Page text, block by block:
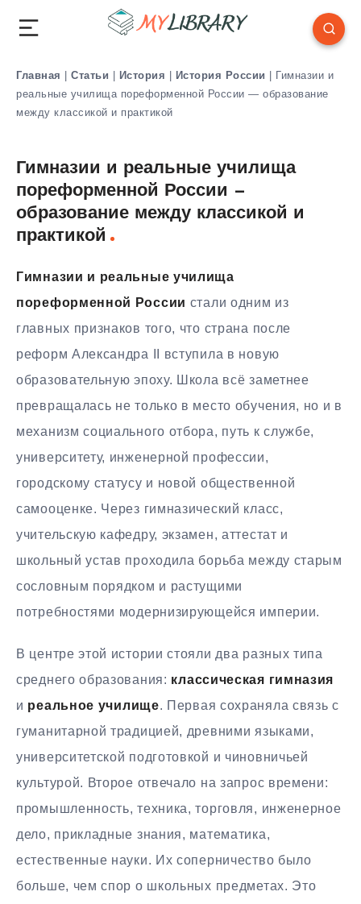
Главная | Статьи | История | История России | Гимназии и
реальные училища пореформенной России — образование
между классикой и практикой
Гимназии и реальные училища
пореформенной России —
образование между классикой и
практикой
Гимназии и реальные училища
пореформенной России стали одним из
главных признаков того, что страна после
реформ Александра II вступила в новую
образовательную эпоху. Школа всё заметнее
превращалась не только в место обучения, но и в
механизм социального отбора, путь к службе,
университету, инженерной профессии,
городскому статусу и новой общественной
самооценке. Через гимназический класс,
учительскую кафедру, экзамен, аттестат и
школьный устав проходила борьба между старым
сословным порядком и растущими
потребностями модернизирующейся империи.
В центре этой истории стояли два разных типа
среднего образования: классическая гимназия
и реальное училище. Первая сохраняла связь с
гуманитарной традицией, древними языками,
университетской подготовкой и чиновничьей
культурой. Второе отвечало на запрос времени:
промышленность, техника, торговля, инженерное
дело, прикладные знания, математика,
естественные науки. Их соперничество было
больше, чем спор о школьных предметах. Это